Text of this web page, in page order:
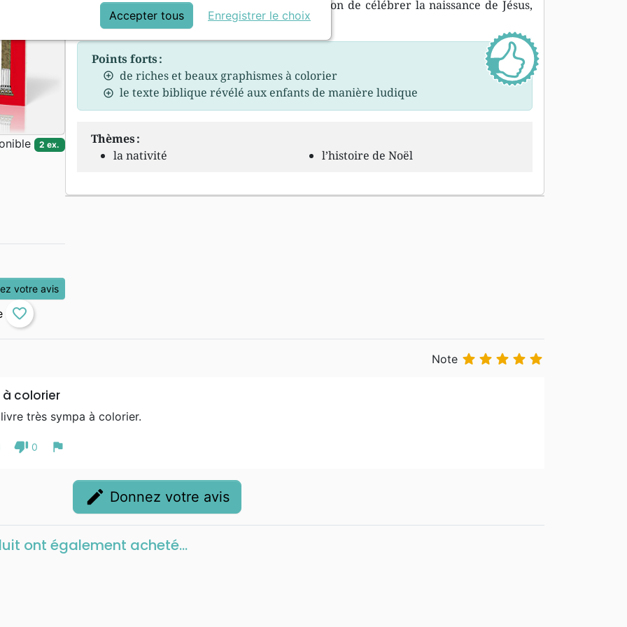
Nativité. Ce sera une excellente et joyeuse façon de célébrer la naissance de Jésus,
une bonne nouvelle pour le monde entier.
Points forts :
de riches et beaux graphismes à colorier
le texte biblique révélé aux enfants de manière ludique
Thèmes :
la nativité
l’histoire de Noël
2 ex.
votre avis
favorite_border
Note     
à colorier
très sympa à colorier.
thumb_down 0 flag
edit Donnez votre avis
ont également acheté...
Accepter tous Enregistrer le choix